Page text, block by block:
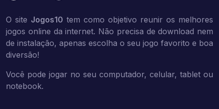
O site Jogos10 tem como objetivo reunir os melhores
jogos online da internet. Não precisa de download nem
de instalação, apenas escolha o seu jogo favorito e boa
diversão!
Você pode jogar no seu computador, celular, tablet ou
notebook.